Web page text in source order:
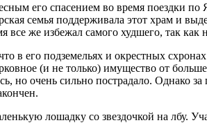
его спасением во время поездки
семья поддерживала этот храм и
же избежал самого худшего, так
в его подземельях и окрестных
(и не только) имущество от
но очень сильно пострадало. Однако
лошадку со звездочкой на лбу.